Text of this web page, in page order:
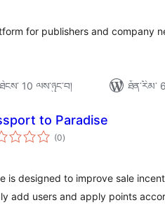
for publishers and company
10 ལས་ཉུང་བ།
ཐོན་རིམ་
to Paradise
(0གདེང་
འཇོག་
)
is designed to improve sale
add users and apply points